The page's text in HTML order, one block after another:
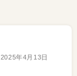
2025年4月13日